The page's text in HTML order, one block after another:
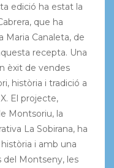
edició ha estat la
que ha
Maria Canaleta, de
recepta. Una
èxit de vendes
història i tradició a
El projecte,
Montsoriu, la
La Sobirana, ha
i amb una
del Montseny, les